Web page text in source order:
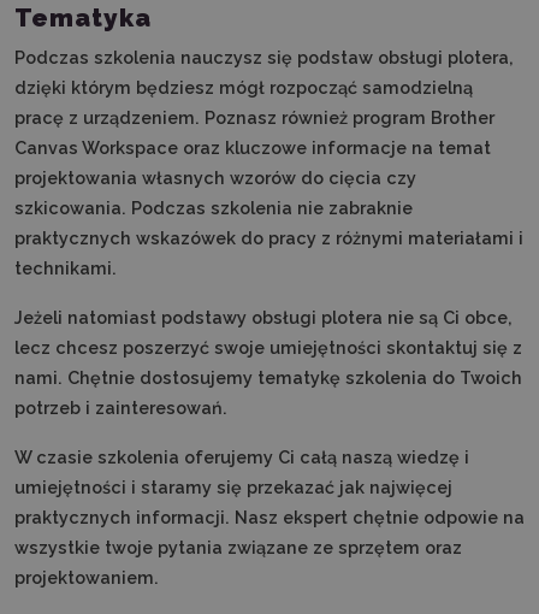
Tematyka
Podczas szkolenia nauczysz się podstaw obsługi plotera,
dzięki którym będziesz mógł rozpocząć samodzielną
pracę z urządzeniem. Poznasz również program Brother
Canvas Workspace oraz kluczowe informacje na temat
projektowania własnych wzorów do cięcia czy
szkicowania. Podczas szkolenia nie zabraknie
praktycznych wskazówek do pracy z różnymi materiałami i
technikami.
Jeżeli natomiast podstawy obsługi plotera nie są Ci obce,
lecz chcesz poszerzyć swoje umiejętności skontaktuj się z
nami. Chętnie dostosujemy tematykę szkolenia do Twoich
potrzeb i zainteresowań.
W czasie szkolenia oferujemy Ci całą naszą wiedzę i
umiejętności i staramy się przekazać jak najwięcej
praktycznych informacji. Nasz ekspert chętnie odpowie na
wszystkie twoje pytania związane ze sprzętem oraz
projektowaniem.